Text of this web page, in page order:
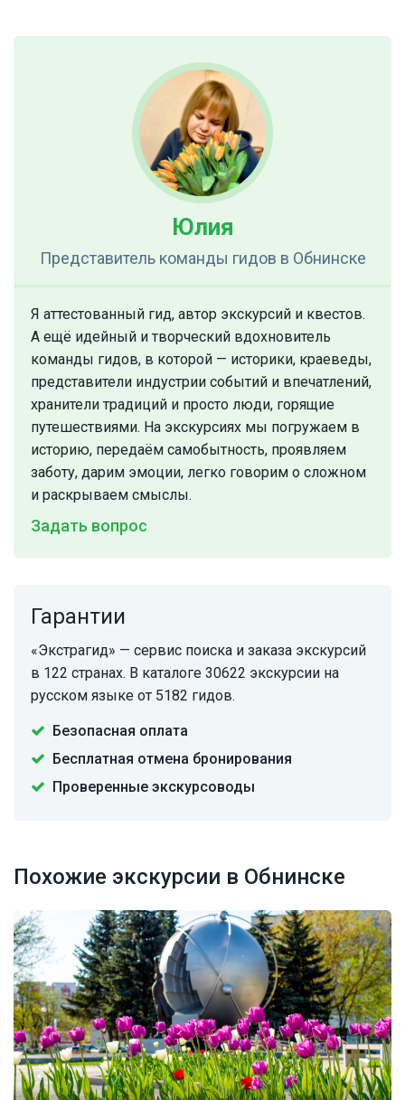
Юлия
Представитель команды гидов в Обнинске
Я аттестованный гид, автор экскурсий и квестов.
А ещё идейный и творческий вдохновитель
команды гидов, в которой — историки, краеведы,
представители индустрии событий и впечатлений,
хранители традиций и просто люди, горящие
путешествиями. На экскурсиях мы погружаем в
историю, передаём самобытность, проявляем
заботу, дарим эмоции, легко говорим о сложном
и раскрываем смыслы.
Задать вопрос
Гарантии
«Экстрагид» — сервис поиска и заказа экскурсий
в 122 странах. В каталоге 30622 экскурсии на
русском языке от 5182 гидов.
Безопасная оплата
Бесплатная отмена бронирования
Проверенные экскурсоводы
Похожие экскурсии в Обнинске